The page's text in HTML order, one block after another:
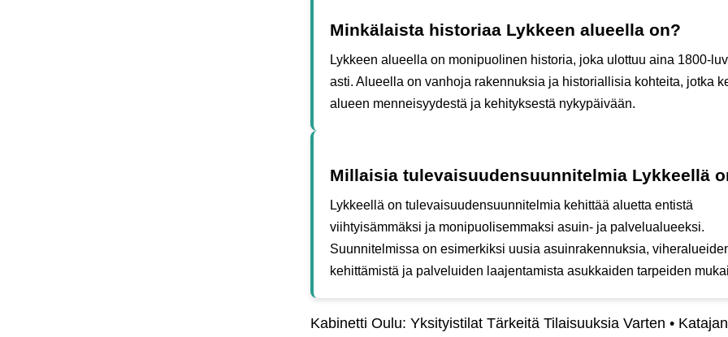
Minkälaista historiaa Lykkeen alueella on?
Lykkeen alueella on monipuolinen historia, joka ulottuu aina 1800-
asti. Alueella on vanhoja rakennuksia ja historiallisia kohteita, jotka
alueen menneisyydestä ja kehityksestä nykypäivään.
Millaisia tulevaisuudensuunnitelmia Lykkeellä
Lykkeellä on tulevaisuudensuunnitelmia kehittää aluetta entistä
viihtyisämmäksi ja monipuolisemmaksi asuin- ja palvelualueeksi.
Suunnitelmissa on esimerkiksi uusia asuinrakennuksia,
kehittämistä ja palveluiden laajentamista asukkaiden tarpeiden
Kabinetti Oulu: Yksityistilat Tärkeitä Tilaisuuksia Varten •